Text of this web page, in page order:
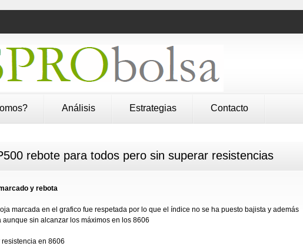
Análisis Estrategias Contacto
rebote para todos pero sin superar resistencias
y rebota
marcada en el grafico fue respetada por lo que el índice no se ha puesto bajista y además
aunque sin alcanzar los máximos en los 8606
en 8606